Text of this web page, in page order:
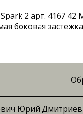
2 арт. 4167
боковая
Юрий